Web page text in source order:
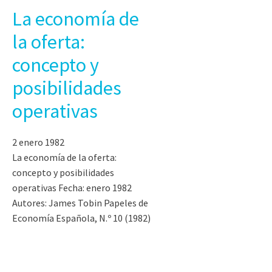
La economía de
la oferta:
concepto y
posibilidades
operativas
2 enero 1982
La economía de la oferta:
concepto y posibilidades
operativas Fecha: enero 1982
Autores: James Tobin Papeles de
Economía Española, N.º 10 (1982)